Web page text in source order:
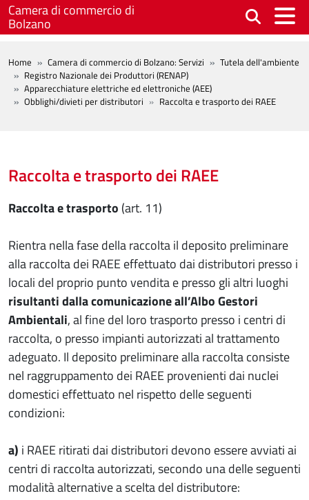
Salta al contenuto principale
Camera di commercio di
Bolzano
BREADCRUMB
Home Camera di commercio di Bolzano: Servizi
Tutela dell'ambiente
Registro Nazionale dei Produttori (RENAP)
Apparecchiature elettriche ed elettroniche (AEE)
Obblighi/divieti per distributori
Raccolta e trasporto dei RAEE
Raccolta e trasporto dei RAEE
Raccolta e trasporto (art. 11)
Rientra nella fase della raccolta il deposito preliminare
alla raccolta dei RAEE effettuato dai distributori presso i
locali del proprio punto vendita e presso gli altri luoghi
risultanti dalla comunicazione all’Albo Gestori
Ambientali, al fine del loro trasporto presso i centri di
raccolta, o presso impianti autorizzati al trattamento
adeguato. Il deposito preliminare alla raccolta consiste
nel raggruppamento dei RAEE provenienti dai nuclei
domestici effettuato nel rispetto delle seguenti
condizioni:
a) i RAEE ritirati dai distributori devono essere avviati ai
centri di raccolta autorizzati, secondo una delle seguenti
modalità alternative a scelta del distributore: